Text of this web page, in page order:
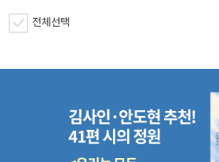
전체선택